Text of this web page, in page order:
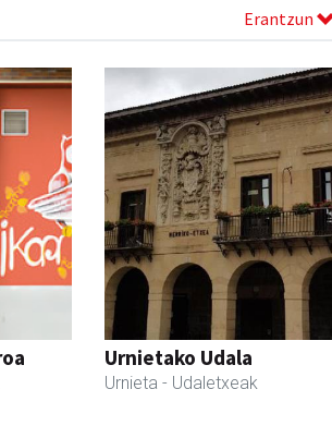
Erantzun
Urnietako Udala
Urnieta - Udaletxeak